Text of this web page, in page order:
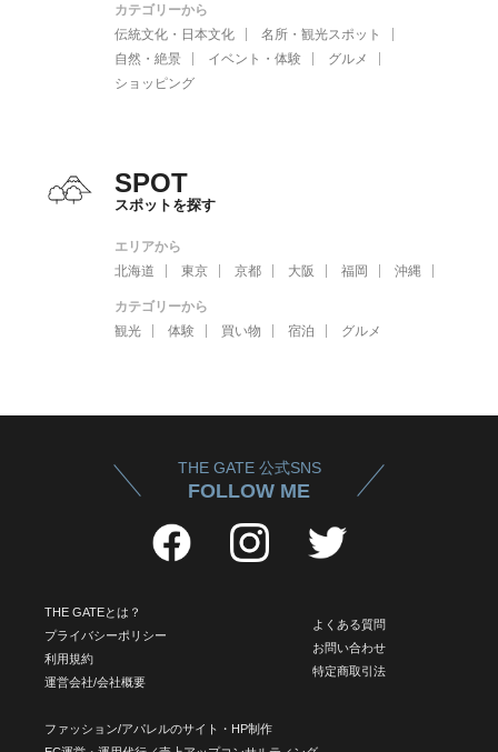
カテゴリーから
伝統文化・日本文化
名所・観光スポット
自然・絶景
イベント・体験
グルメ
ショッピング
SPOT
スポットを探す
エリアから
北海道
東京 京都 大阪 福岡 沖縄
カテゴリーから
観光
体験 買い物 宿泊 グルメ
THE GATE 公式SNS
FOLLOW ME
THE GATEとは？
プライバシーポリシー
利用規約
運営会社/会社概要
よくある質問
お問い合わせ
特定商取引法
ファッション/アパレルのサイト・HP制作